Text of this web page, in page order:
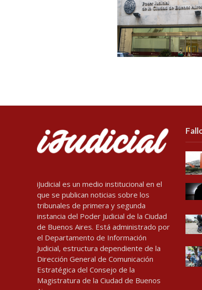
iJudicial es un medio institucional en el
que se publican noticias sobre los
tribunales de primera y segunda
instancia del Poder Judicial de la Ciudad
de Buenos Aires. Está administrado por
el Departamento de Información
Judicial, estructura dependiente de la
Dirección General de Comunicación
Estratégica del Consejo de la
Magistratura de la Ciudad de Buenos